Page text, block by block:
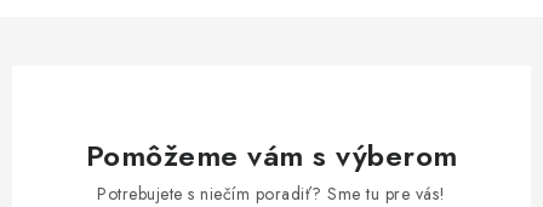
Pomôžeme vám s výberom
Potrebujete s niečím poradiť? Sme tu pre vás!